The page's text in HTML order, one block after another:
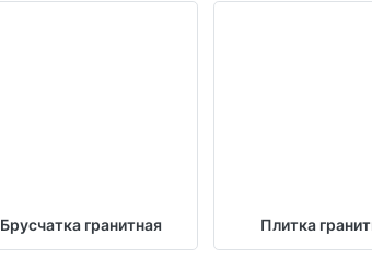
Брусчатка гранитная Плитка